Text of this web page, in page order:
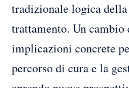
tradizionale logica
trattamento. Un cambio
implicazioni concrete
percorso di cura e la